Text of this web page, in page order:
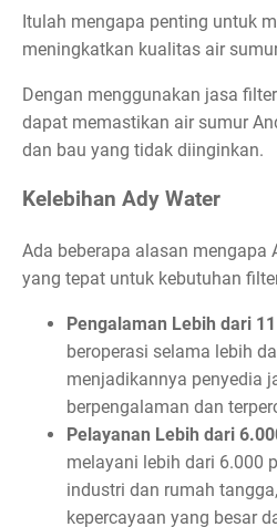
Itulah mengapa penting untuk
meningkatkan kualitas air
Dengan menggunakan jasa
dapat memastikan air sumur
dan bau yang tidak diinginkan.
Kelebihan Ady Water
Ada beberapa alasan mengapa
yang tepat untuk kebutuhan
Pengalaman Lebih dari
beroperasi selama lebih
menjadikannya penyedia
berpengalaman dan
Pelayanan Lebih dari
melayani lebih dari 6.000
industri dan rumah
kepercayaan yang besar